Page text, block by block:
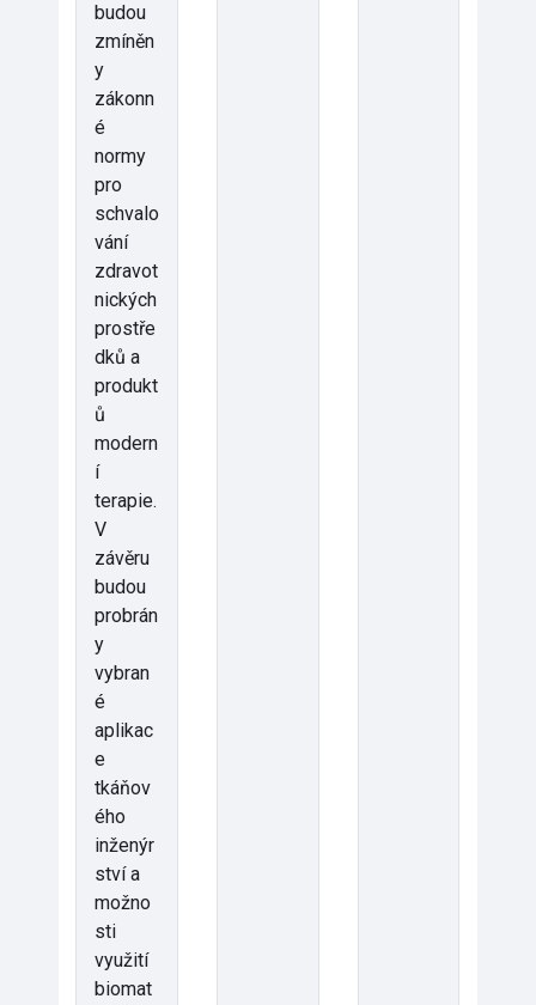
budou
zmíněn
y
zákonn
é
normy
pro
schvalo
vání
zdravot
nických
prostře
dků a
produkt
ů
modern
í
terapie.
V
závěru
budou
probrán
y
vybran
é
aplikac
e
tkáňov
ého
inženýr
ství a
možno
sti
využití
biomat